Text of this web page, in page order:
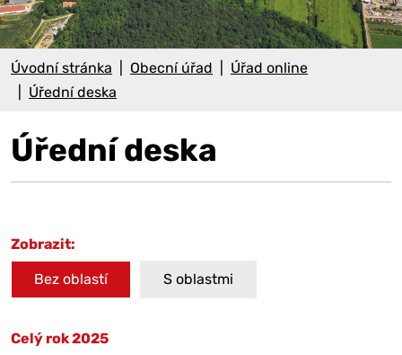
Úvodní stránka Obecní úřad
Úřad online
Úřední deska
Úřední deska
Zobrazit:
Bez oblastí S oblastmi
Celý rok 2025